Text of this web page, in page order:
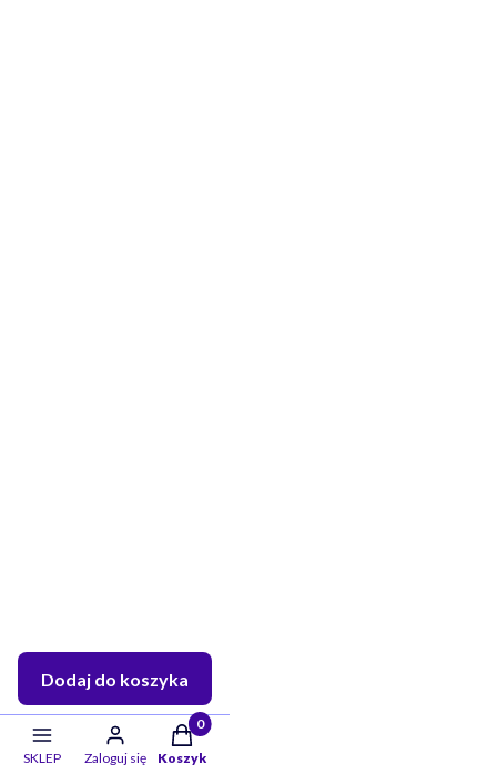
Dodaj do koszyka
SKLEP Zaloguj się
Twoje skarby w koszyku:: 0. Zobacz
Koszyk